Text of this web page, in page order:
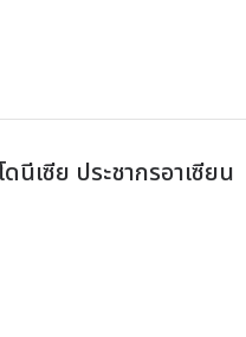
นีเซีย ประชากรอาเซียน